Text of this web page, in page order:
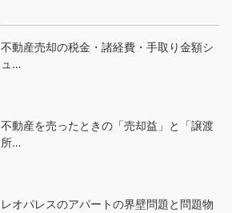
不動産売却の税金・諸経費・手取り金額シ
ュ…
不動産を売ったときの「売却益」と「譲渡
所…
レオパレスのアパートの界壁問題と問題物